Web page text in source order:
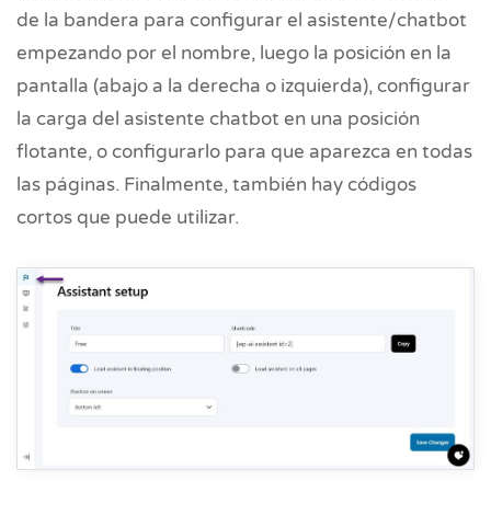
de la bandera para configurar el asistente/chatbot
empezando por el nombre, luego la posición en la
pantalla (abajo a la derecha o izquierda), configurar
la carga del asistente chatbot en una posición
flotante, o configurarlo para que aparezca en todas
las páginas. Finalmente, también hay códigos
cortos que puede utilizar.